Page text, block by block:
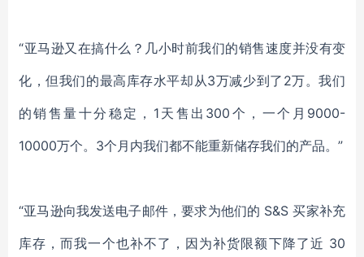
“亚马逊又在搞什么？几小时前我们的销售速度并没有变
化，但我们的最高库存水平却从3万减少到了2万。我们
的销售量十分稳定，1天售出300个，一个月9000-
10000万个。3个月内我们都不能重新储存我们的产品。”
“亚马逊向我发送电子邮件，要求为他们的 S&S 买家补充
库存，而我一个也补不了，因为补货限额下降了近 30